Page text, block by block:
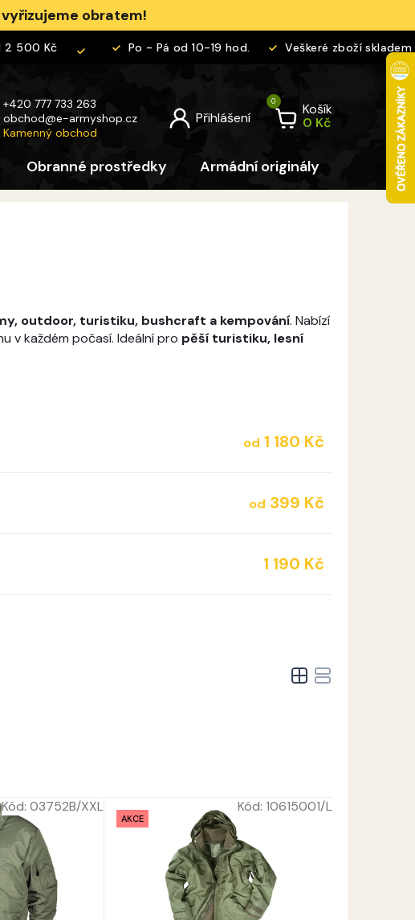
obratem!
Kč Po - Pá od 10-19 hod. Veškeré zboží skladem
+420 777 733 263
obchod@e-armyshop.cz
Kamenný obchod
Košík
Obranné prostředky Armádní originály Pro děti
outdoor, turistiku, bushcraft a kempování. Nabízí
v každém počasí. Ideální pro pěší turistiku, lesní
od 1 180 Kč
od 399 Kč
1 190 Kč
Kód: 03752B/XXL
AKCE
Kód: 10615001/L